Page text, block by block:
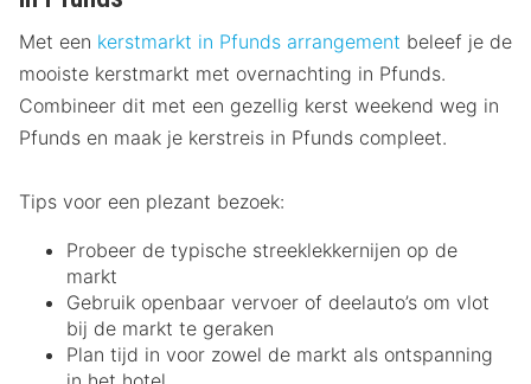
Met een kerstmarkt in Pfunds arrangement beleef je de
mooiste kerstmarkt met overnachting in Pfunds.
Combineer dit met een gezellig kerst weekend weg in
Pfunds en maak je kerstreis in Pfunds compleet.
Tips voor een plezant bezoek:
Probeer de typische streeklekkernijen op de
markt
Gebruik openbaar vervoer of deelauto’s om vlot
bij de markt te geraken
Plan tijd in voor zowel de markt als ontspanning